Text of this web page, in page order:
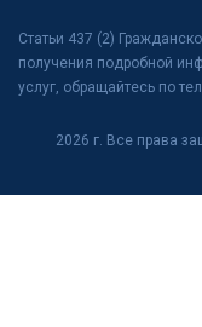
Статьи 437 (2)
получения подробной
услуг, обращайтесь по
2026 г. Все права